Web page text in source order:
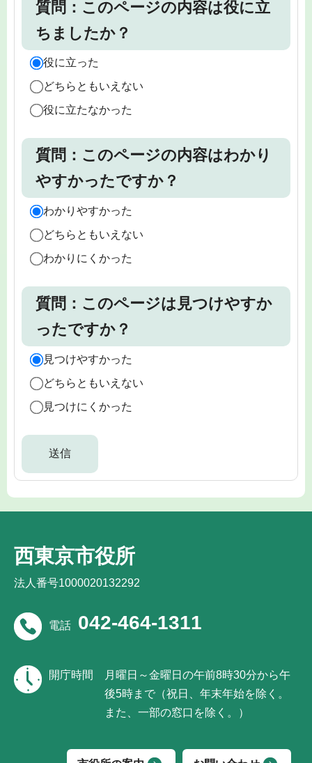
質問：このページの内容は役に立
ちましたか？
役に立った
どちらともいえない
役に立たなかった
質問：このページの内容はわかり
やすかったですか？
わかりやすかった
どちらともいえない
わかりにくかった
質問：このページは見つけやすか
ったですか？
見つけやすかった
どちらともいえない
見つけにくかった
西東京市役所
法人番号1000020132292
電話 042-464-1311
開庁時間
月曜日～金曜日の午前8時30分から午
後5時まで（祝日、年末年始を除く。
また、一部の窓口を除く。）